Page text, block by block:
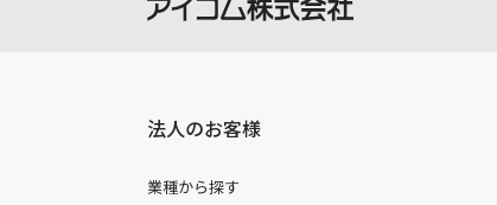
法人のお客様
業種から探す